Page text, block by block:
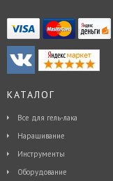
КАТАЛОГ
Все для гель-лака
Наращивание
Инструменты
Оборудование